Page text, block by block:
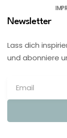
Newsletter
Lass dich
und abonniere